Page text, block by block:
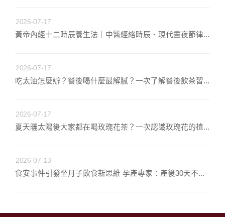
2026-07-17
黃帝內經十二時辰養生法｜中醫經絡時辰、現代晝夜節律...
2026-07-17
吃太油怎麼辦？餐後喝什麼最解膩？一次了解餐後飲茶習...
2026-07-17
夏天曬太陽後大家都在喝玫瑰花茶？一次認識玫瑰花的植...
2026-07-13
食安事件引發坐月子飲食新思維 孕產專家：產後30天不...